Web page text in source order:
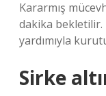
Kararmış
dakika bekletilir.
yardımıyla
Sirke